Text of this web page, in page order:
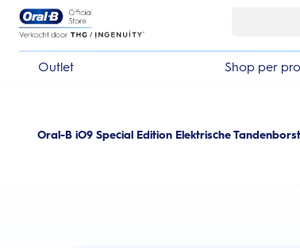
Outlet Shop per
Oral-B iO9 Special Edition Elektrische